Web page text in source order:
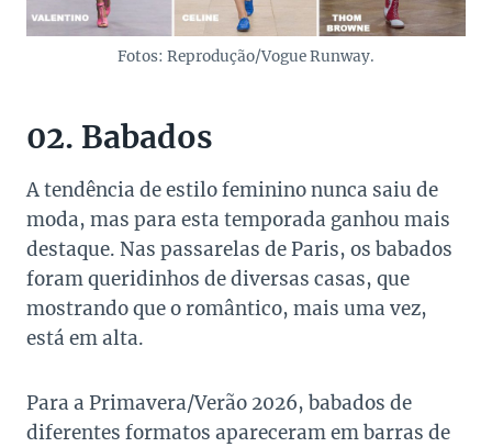
Fotos: Reprodução/Vogue Runway.
02. Babados
A tendência de estilo feminino nunca saiu de
moda, mas para esta temporada ganhou mais
destaque. Nas passarelas de Paris, os babados
foram queridinhos de diversas casas, que
mostrando que o romântico, mais uma vez,
está em alta.
Para a Primavera/Verão 2026, babados de
diferentes formatos apareceram em barras de